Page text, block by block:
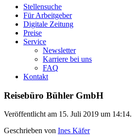
Stellensuche
Für Arbeitgeber
Digitale Zeitung
Preise
Service
Newsletter
Karriere bei uns
FAQ
Kontakt
Reisebüro Bühler GmbH
Veröffentlicht am 15. Juli 2019 um 14:14.
Geschrieben von Ines Käfer